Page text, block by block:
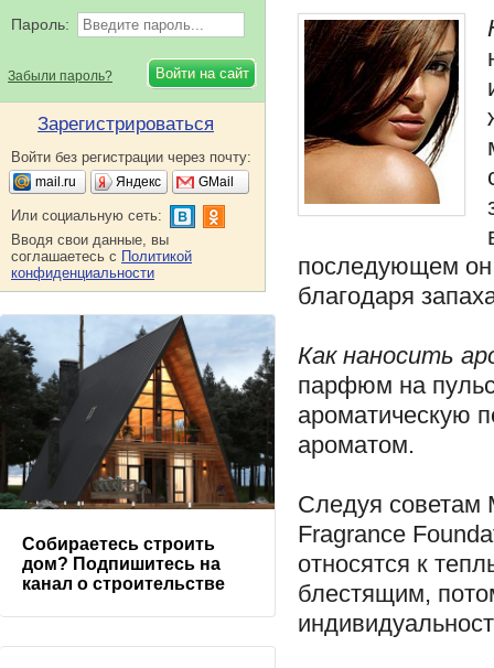
последующем он
благодаря
Как наносить
парфюм на
ароматическую
ароматом.
Следуя советам
Fragrance
относятся к
блестящим,
Пароль:
Забыли пароль?
Зарегистрироваться
Войти без регистрации через почту:
mail.ru Яндекс GMail
Или социальную сеть:
Вводя свои данные, вы
соглашаетесь с Политикой
конфиденциальности
Собираетесь строить
дом? Подпишитесь на
канал о строительстве